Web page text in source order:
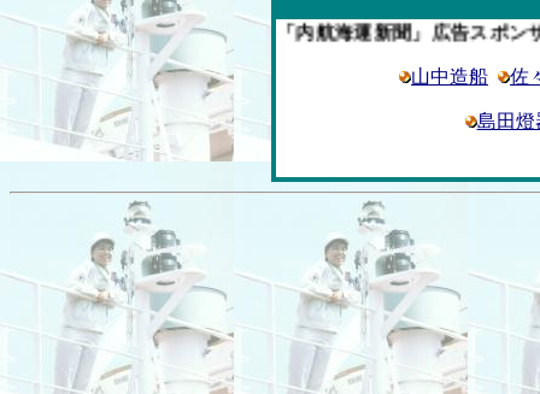
今週の「内航海運新聞」広告スポンサー企業
山中造船 佐
島田燈